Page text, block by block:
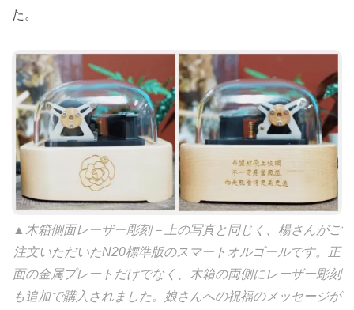
た。
▲木箱側面レーザー彫刻－上の写真と同じく、楊さんがご
注文いただいたN20標準版のスマートオルゴールです。正
面の金属プレートだけでなく、木箱の両側にレーザー彫刻
も追加で購入されました。娘さんへの祝福のメッセージが